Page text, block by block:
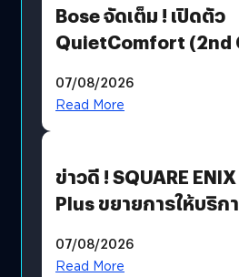
Bose จัดเต็ม ! เปิดตัว
QuietComfort (2nd
07/08/2026
Read More
ข่าวดี ! SQUARE
Plus ขยายการให้บริก
โดยตรง
07/08/2026
Read More